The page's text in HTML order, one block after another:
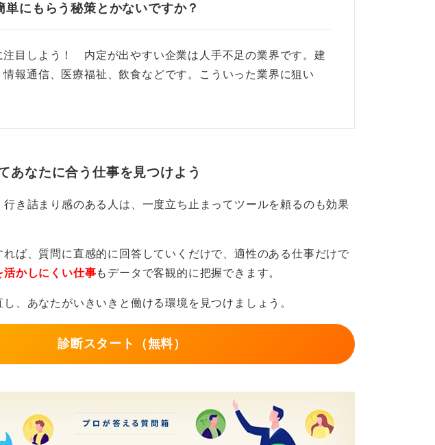
単にもらう秘策とかないですか？
注目しよう！ 内定が出やすい企業は人手不足の業界です。建
報通信、医療福祉、飲食などです。こういった業界に狙い
あなたに合う仕事を見つけよう
き詰まり感のある人は、一度立ち止まってツールを頼るのも効果
れば、質問に直感的に回答していくだけで、適性のある仕事だけで
活かしにくい仕事もデータで客観的に把握できます。
、あなたがいきいきと働ける環境を見つけましょう。
診断スタート（無料）